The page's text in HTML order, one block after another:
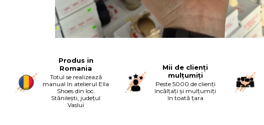
Produs in
Romania
Totul se realizează
manual în atelierul Ella
Shoes din loc.
Stănilești, județul
Vaslui
Mii de clienți
mulțumiți
Peste 5000 de clienți
încălțați și mulțumiți
în toată țara